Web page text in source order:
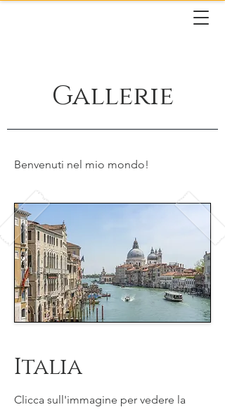
Gallerie
Benvenuti nel mio mondo!
Italia
Clicca sull'immagine per vedere la